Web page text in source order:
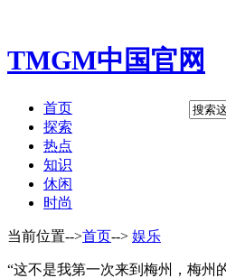
TMGM中国官网
首页
探索
热点
知识
休闲
时尚
当前位置-->首页--> 娱乐
“这不是我第一次来到梅州，梅州